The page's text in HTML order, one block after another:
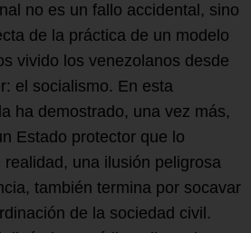
no es un fallo accidental, sino
de la práctica de un modelo
vivido los venezolanos desde
el socialismo. En esta
ha demostrado, una vez más,
Estado protector que lo
una ilusión peligrosa
también termina por socavar
de la sociedad civil.